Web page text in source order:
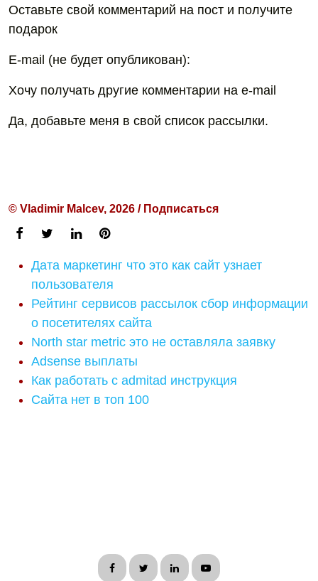
Оставьте свой комментарий на пост и получите
подарок
E-mail (не будет опубликован):
Хочу получать другие комментарии на e-mail
Да, добавьте меня в свой список рассылки.
© Vladimir Malcev, 2026 / Подписаться
Дата маркетинг что это как сайт узнает
пользователя
Рейтинг сервисов рассылок сбор информации
о посетителях сайта
North star metric это не оставляла заявку
Adsense выплаты
Как работать с admitad инструкция
Сайта нет в топ 100